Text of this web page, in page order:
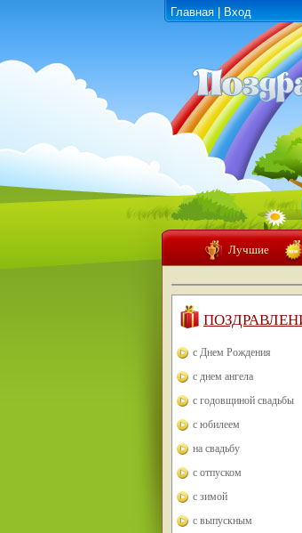
Главная Вход
Лучшие
с Днем Рождения
с днем ангела
с годовщиной свадьбы
с юбилеем
на свадьбу
с отпуском
с зимой
с выпускным